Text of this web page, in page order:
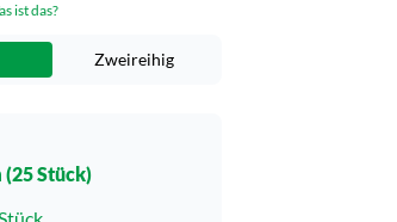
ist das?
Zweireihig
Stück)